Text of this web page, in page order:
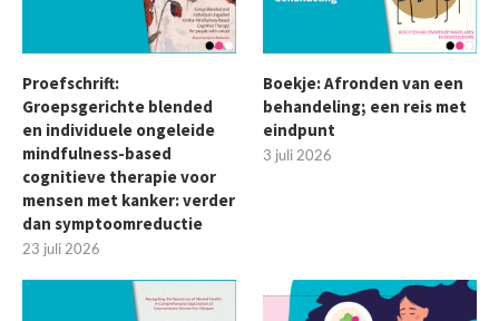
Proefschrift:
Groepsgerichte blended
en individuele ongeleide
mindfulness-based
cognitieve therapie voor
mensen met kanker: verder
dan symptoomreductie
23 juli 2026
Boekje: Afronden van een
behandeling; een reis met
eindpunt
3 juli 2026